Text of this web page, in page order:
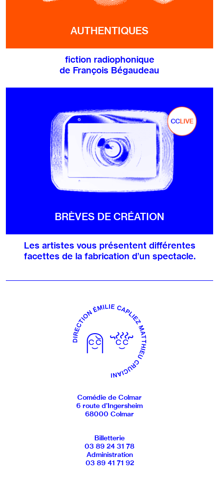
AUTHENTIQUES
fiction radiophonique
de François Bégaudeau
BRÈVES DE CRÉATION
Les artistes vous présentent différentes
facettes de la fabrication d’un spectacle.
Comédie de Colmar
6 route d’Ingersheim
68000 Colmar
Billetterie
03 89 24 31 78
Administration
03 89 41 71 92